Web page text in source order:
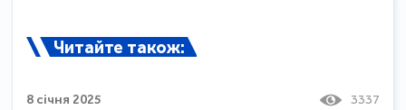
Читайте також:
8 січня 2025 3337